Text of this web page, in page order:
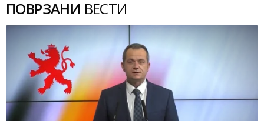
ПОВРЗАНИ ВЕСТИ